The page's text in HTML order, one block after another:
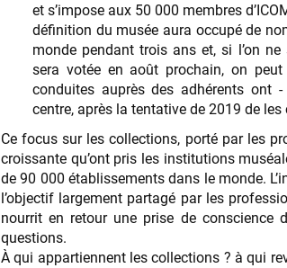
et s’impose aux 50 000 membres
définition du musée aura occupé de
monde pendant trois ans et, si l’on
sera votée en août prochain, on
conduites auprès des adhérents ont
centre, après la tentative de 2019 de
Ce focus sur les collections, porté par les
croissante qu’ont pris les institutions
de 90 000 établissements dans le monde.
l’objectif largement partagé par les
nourrit en retour une prise de conscience
questions.
À qui appartiennent les collections ? à qui